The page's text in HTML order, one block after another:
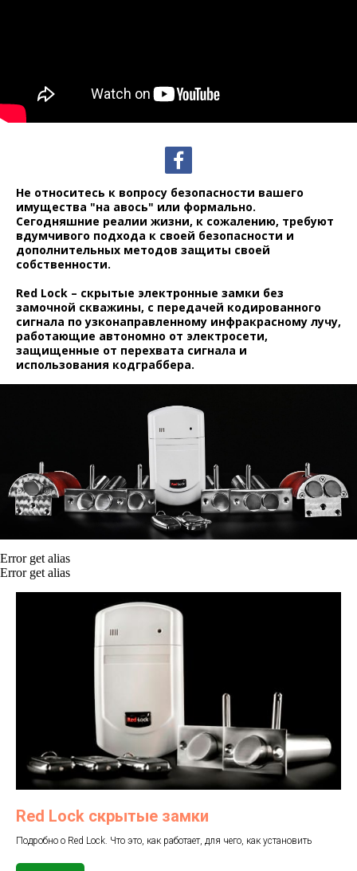
Не относитесь к вопросу безопасности вашего
имущества "на авось" или формально.
Сегодняшние реалии жизни, к сожалению, требуют
вдумчивого подхода к своей безопасности и
дополнительных методов защиты своей
собственности.
Red Lock – скрытые электронные замки без
замочной скважины, с передачей кодированного
сигнала по узконаправленному инфракрасному лучу,
работающие автономно от электросети,
защищенные от перехвата сигнала и
использования кодграббера.
Error get alias
Error get alias
Red Lock скрытые замки
Подробно о Red Lock. Что это, как работает, для чего, как установить